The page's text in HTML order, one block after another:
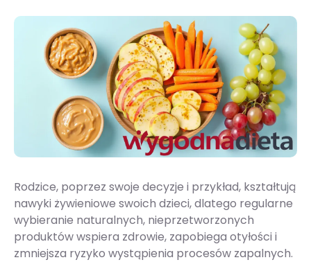
Rodzice, poprzez swoje decyzje i przykład, kształtują
nawyki żywieniowe swoich dzieci, dlatego regularne
wybieranie naturalnych, nieprzetworzonych
produktów wspiera zdrowie, zapobiega otyłości i
zmniejsza ryzyko wystąpienia procesów zapalnych.